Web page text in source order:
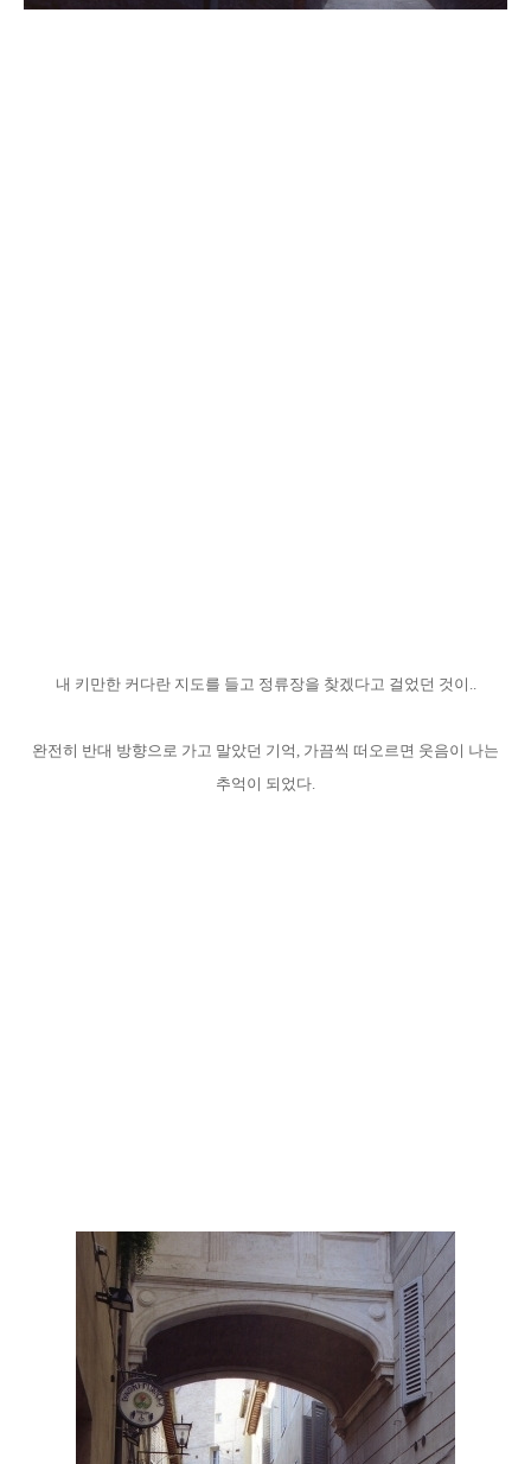
내 키만한 커다란 지도를 들고 정류장을 찾겠다고 걸었던 것이..
완전히 반대 방향으로 가고 말았던 기억, 가끔씩 떠오르면 웃음이 나는
추억이 되었다.